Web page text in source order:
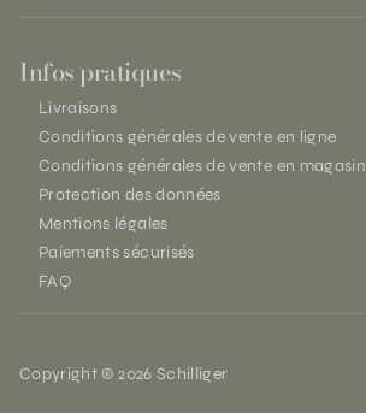
Infos pratiques
Livraisons
Conditions générales de vente en ligne
Conditions générales de vente en magasin
Protection des données
Mentions légales
Paiements sécurisés
FAQ
Copyright © 2026 Schilliger